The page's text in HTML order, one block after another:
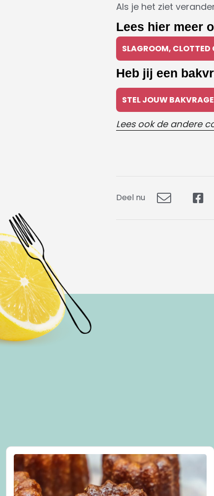
Als je het ziet
Lees hier meer
SLAGROOM, CLOTTED
Heb jij een
STEL JOUW
Lees ook de andere
Deel nu